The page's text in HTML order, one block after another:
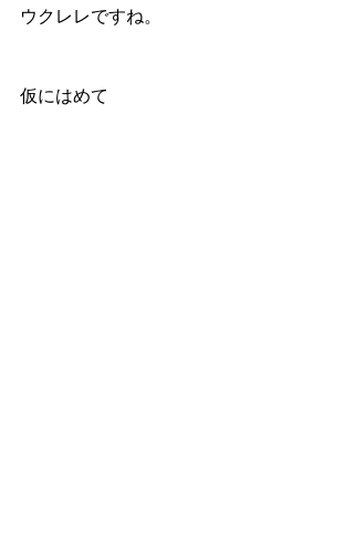
ウクレレですね。
仮にはめて